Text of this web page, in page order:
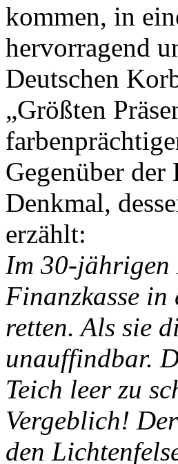
kommen, in
hervorragend
Deutschen
„Größten
Gegenüber
Denkmal,
erzählt:
Im 30-jährigen
Finanzkasse in
retten. Als sie
unauffindbar.
Teich leer zu
Vergeblich!
den